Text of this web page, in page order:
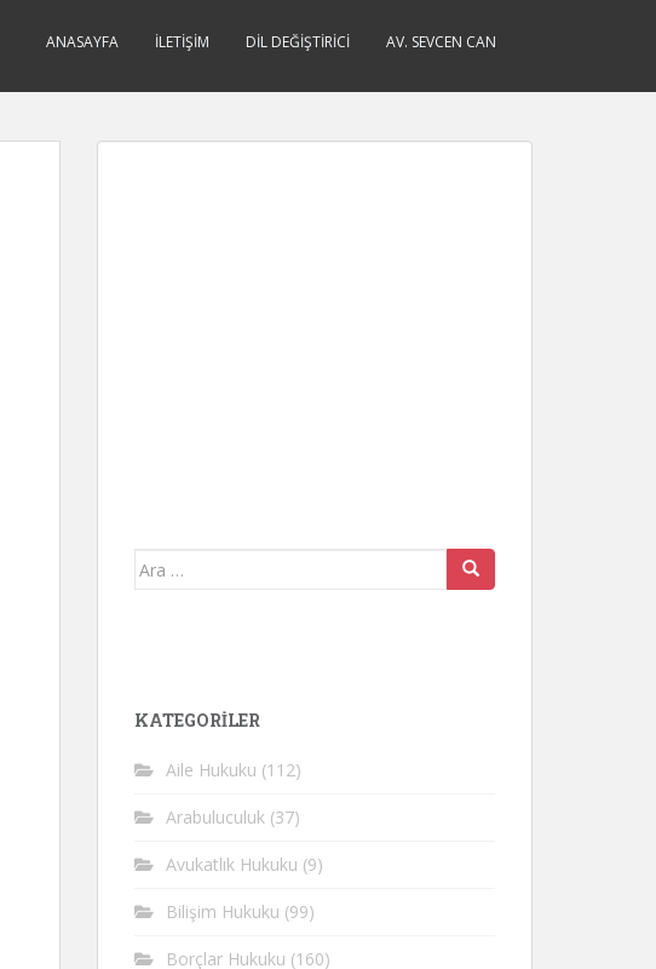
ANASAYFA İLETIŞIM DIL DEĞIŞTIRICI AV. SEVCEN CAN
Arama
KATEGORİLER
Aile Hukuku (112)
Arabuluculuk (37)
Avukatlık Hukuku (9)
Bilişim Hukuku (99)
Borçlar Hukuku (160)